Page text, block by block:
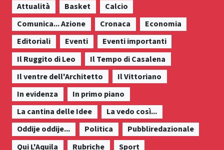
Attualità
Basket
Calcio
Comunica... Azione
Cronaca
Economia
Editoriali
Eventi
Eventi importanti
Il Ruggito di Leo
Il Tempo di Casalena
Il ventre dell'Architetto
Il Vittoriano
In evidenza
In primo piano
La cantina delle Idee
La vedo così...
Oddije oddije...
Politica
Pubbliredazionale
Qui L'Aquila
Rubriche Sport